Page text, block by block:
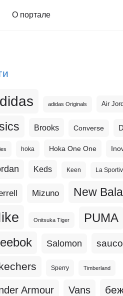
О портале
adidas Originals Air
Brooks Converse
hoka Hoka One One
Keds Keen La
Mizuno New
Onitsuka Tiger PUMA
Salomon
Sperry Timberland
Armour Vans